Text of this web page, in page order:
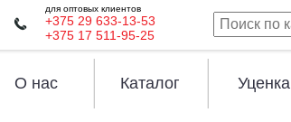
для оптовых клиентов
+375 29 633-13-53
+375 17 511-95-25
О нас Каталог Уценка